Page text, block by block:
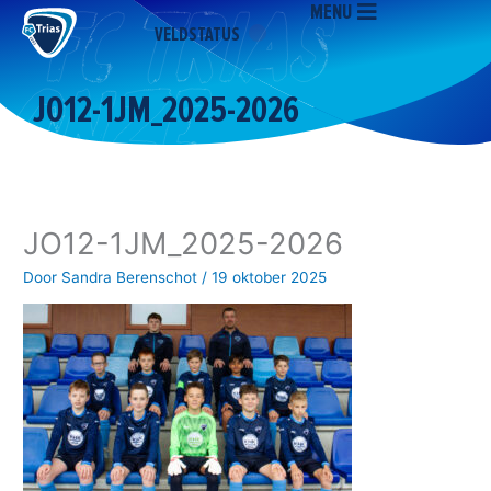
naar
inhoud
VELDSTATUS
MENU
JO12-1JM_2025-2026
JO12-1JM_2025-2026
Door Sandra Berenschot /19 oktober 2025